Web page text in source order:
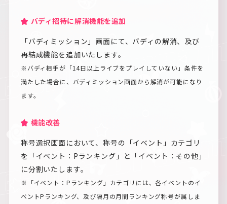
バディ招待に解消機能を追加
「バディミッション」画面にて、バディの解消、及び
再結成機能を追加いたします。
※バディ相手が「14日以上ライブをプレイしていない」条件を
満たした場合に、バディミッション画面から解消が可能になり
ます。
機能改善
称号選択画面において、称号の「イベント」カテゴリ
を「イベント：Pランキング」と「イベント：その他」
に分割いたします。
※「イベント：Pランキング」カテゴリには、各イベントのイ
ベントPランキング、及び隔月の月間ランキング称号が属しま